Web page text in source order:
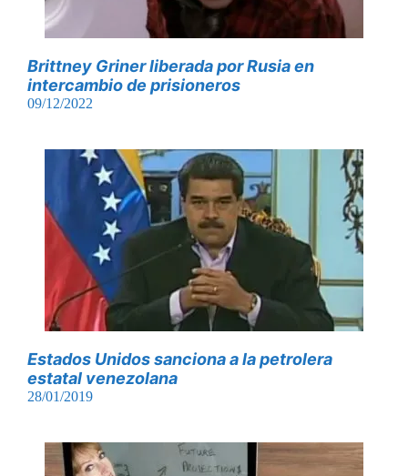
Brittney Griner liberada por Rusia en
intercambio de prisioneros
09/12/2022
Estados Unidos sanciona a la petrolera
estatal venezolana
28/01/2019